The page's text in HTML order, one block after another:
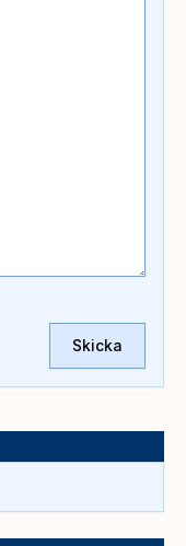
Skicka